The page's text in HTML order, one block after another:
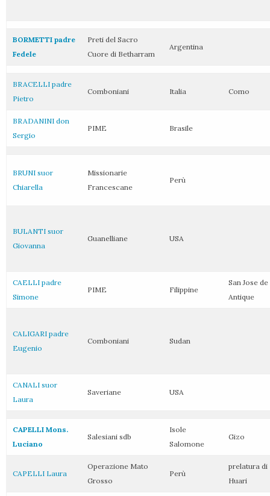
BORMETTI padre
Fedele
Preti del Sacro
Cuore di Betharram
Argentina
BRACELLI padre
Pietro
Comboniani Italia Como
BRADANINI don
Sergio
PIME Brasile
BRUNI suor
Chiarella
Missionarie
Francescane
Perù
BULANTI suor
Giovanna
Guanelliane USA
CAELLI padre
Simone
PIME Filippine
San Jose de
Antique
CALIGARI padre
Eugenio
Comboniani Sudan
CANALI suor
Laura
Saveriane USA
CAPELLI Mons.
Luciano
Salesiani sdb
Isole
Salomone
Gizo
CAPELLI Laura
Operazione Mato
Grosso
Perù
prelatura di
Huari